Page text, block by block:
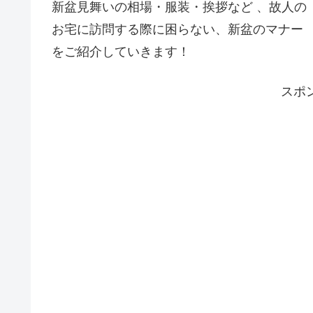
新盆見舞いの相場・服装・挨拶など 、故人の
お宅に訪問する際に困らない、新盆のマナー
をご紹介していきます！
スポ